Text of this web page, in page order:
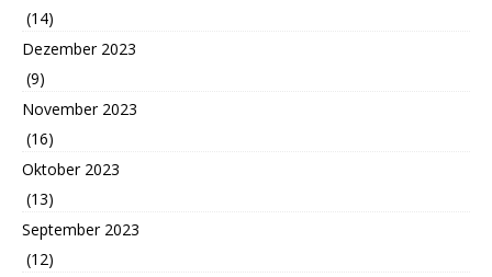
(14)
Dezember 2023
(9)
November 2023
(16)
Oktober 2023
(13)
September 2023
(12)